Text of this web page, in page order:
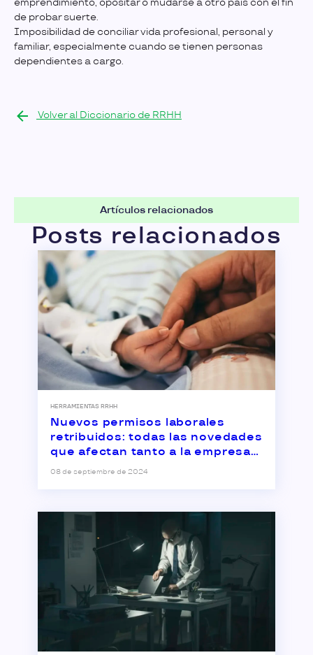
emprendimiento, opositar o mudarse a otro país con el fin
de probar suerte.
Imposibilidad de conciliar vida profesional, personal y
familiar, especialmente cuando se tienen personas
dependientes a cargo.
Volver al Diccionario de RRHH
Artículos relacionados
Posts relacionados
HERRAMIENTAS RRHH
Nuevos permisos laborales
retribuidos: todas las novedades
que afectan tanto a la empresa
como a la plantilla
08 de septiembre de 2024